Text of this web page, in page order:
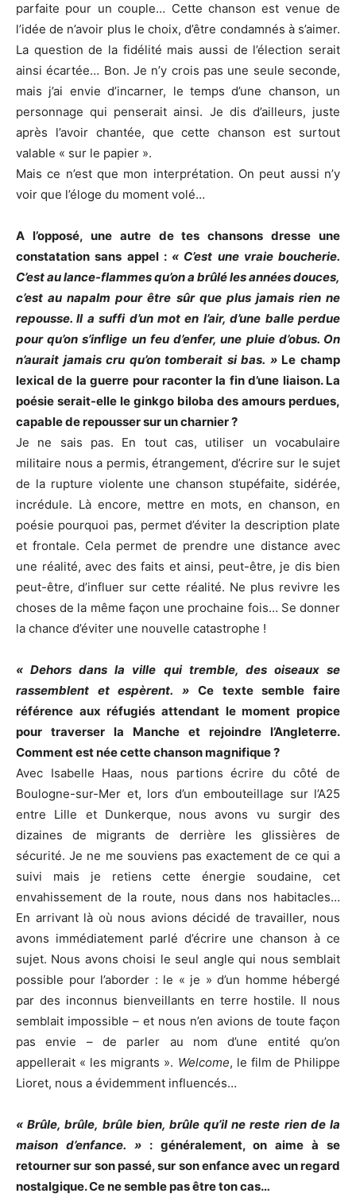
parfaite pour un couple… Cette chanson est venue de
l’idée de n’avoir plus le choix, d’être condamnés à s’aimer.
La question de la fidélité mais aussi de l’élection serait
ainsi écartée… Bon. Je n’y crois pas une seule seconde,
mais j’ai envie d’incarner, le temps d’une chanson, un
personnage qui penserait ainsi. Je dis d’ailleurs, juste
après l’avoir chantée, que cette chanson est surtout
valable « sur le papier ».
Mais ce n’est que mon interprétation. On peut aussi n’y
voir que l’éloge du moment volé…
A l’opposé, une autre de tes chansons dresse une
constatation sans appel : « C’est une vraie boucherie.
C’est au lance-flammes qu’on a brûlé les années douces,
c’est au napalm pour être sûr que plus jamais rien ne
repousse. Il a suffi d’un mot en l’air, d’une balle perdue
pour qu’on s’inflige un feu d’enfer, une pluie d’obus. On
n’aurait jamais cru qu’on tomberait si bas. »Le champ
lexical de la guerre pour raconter la fin d’une liaison. La
poésie serait-elle le ginkgo biloba des amours perdues,
capable de repousser sur un charnier ?
Je ne sais pas. En tout cas, utiliser un vocabulaire
militaire nous a permis, étrangement, d’écrire sur le sujet
de la rupture violente une chanson stupéfaite, sidérée,
incrédule. Là encore, mettre en mots, en chanson, en
poésie pourquoi pas, permet d’éviter la description plate
et frontale. Cela permet de prendre une distance avec
une réalité, avec des faits et ainsi, peut-être, je dis bien
peut-être, d’influer sur cette réalité. Ne plus revivre les
choses de la même façon une prochaine fois… Se donner
la chance d’éviter une nouvelle catastrophe !
« Dehors dans la ville qui tremble, des oiseaux se
rassemblent et espèrent. » Ce texte semble faire
référence aux réfugiés attendant le moment propice
pour traverser la Manche et rejoindre l’Angleterre.
Comment est née cette chanson magnifique ?
Avec Isabelle Haas, nous partions écrire du côté de
Boulogne-sur-Mer et, lors d’un embouteillage sur l’A25
entre Lille et Dunkerque, nous avons vu surgir des
dizaines de migrants de derrière les glissières de
sécurité. Je ne me souviens pas exactement de ce qui a
suivi mais je retiens cette énergie soudaine, cet
envahissement de la route, nous dans nos habitacles…
En arrivant là où nous avions décidé de travailler, nous
avons immédiatement parlé d’écrire une chanson à ce
sujet. Nous avons choisi le seul angle qui nous semblait
possible pour l’aborder : le « je » d’un homme hébergé
par des inconnus bienveillants en terre hostile. Il nous
semblait impossible – et nous n’en avions de toute façon
pas envie – de parler au nom d’une entité qu’on
appellerait « les migrants ». Welcome, le film de Philippe
Lioret, nous a évidemment influencés…
« Brûle, brûle, brûle bien, brûle qu’il ne reste rien de la
maison d’enfance. »: généralement, on aime à se
retourner sur son passé, sur son enfance avec un regard
nostalgique. Ce ne semble pas être ton cas…